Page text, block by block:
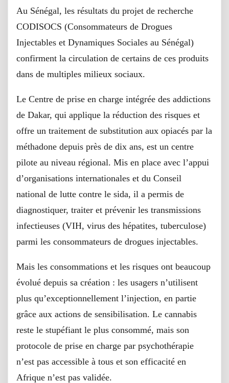
Au Sénégal, les résultats du projet de recherche
CODISOCS (Consommateurs de Drogues
Injectables et Dynamiques Sociales au Sénégal)
confirment la circulation de certains de ces produits
dans de multiples milieux sociaux.
Le Centre de prise en charge intégrée des addictions
de Dakar, qui applique la réduction des risques et
offre un traitement de substitution aux opiacés par la
méthadone depuis près de dix ans, est un centre
pilote au niveau régional. Mis en place avec l’appui
d’organisations internationales et du Conseil
national de lutte contre le sida, il a permis de
diagnostiquer, traiter et prévenir les transmissions
infectieuses (VIH, virus des hépatites, tuberculose)
parmi les consommateurs de drogues injectables.
Mais les consommations et les risques ont beaucoup
évolué depuis sa création : les usagers n’utilisent
plus qu’exceptionnellement l’injection, en partie
grâce aux actions de sensibilisation. Le cannabis
reste le stupéfiant le plus consommé, mais son
protocole de prise en charge par psychothérapie
n’est pas accessible à tous et son efficacité en
Afrique n’est pas validée.